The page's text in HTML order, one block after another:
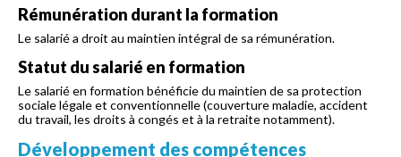
Rémunération durant la formation
Le salarié a droit au maintien intégral de sa rémunération.
Statut du salarié en formation
Le salarié en formation bénéficie du maintien de sa protection
sociale légale et conventionnelle (couverture maladie, accident
du travail, les droits à congés et à la retraite notamment).
Développement des compétences